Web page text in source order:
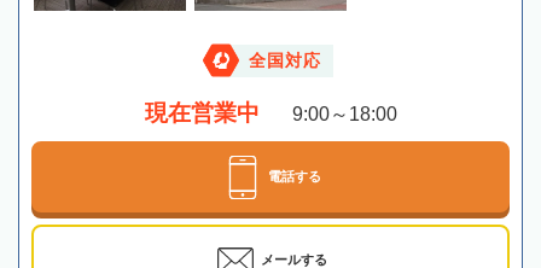
全国対応
現在営業中 9:00～18:00
電話する
メールする